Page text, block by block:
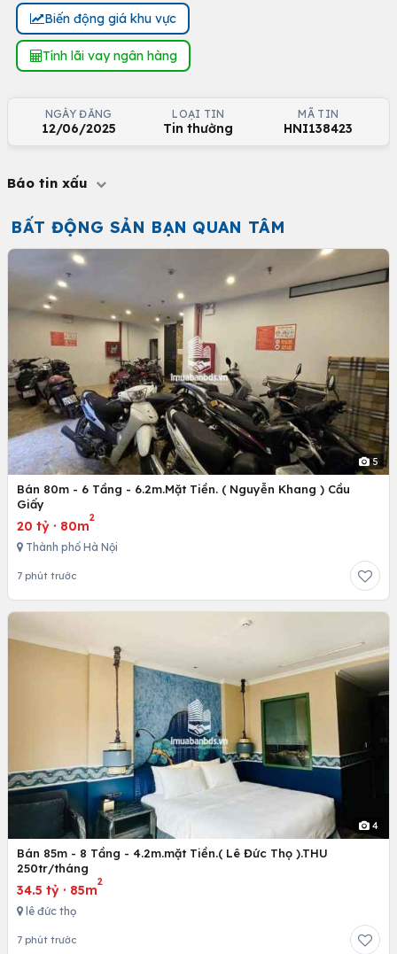
Biến động giá khu vực
Tính lãi vay ngân hàng
NGÀY ĐĂNG
12/06/2025
LOẠI TIN
Tin thường
MÃ TIN
HNI138423
Báo tin xấu
BẤT ĐỘNG SẢN BẠN QUAN TÂM
5
Bán 80m - 6 Tầng - 6.2m.Mặt Tiền. ( Nguyễn Khang ) Cầu
Giấy
20 tỷ · 80m
2
Thành phố Hà Nội
7 phút trước
4
Bán 85m - 8 Tầng - 4.2m.mặt Tiền.( Lê Đức Thọ ).THU
250tr/tháng
34.5 tỷ · 85m
2
lê đức thọ
7 phút trước